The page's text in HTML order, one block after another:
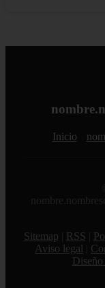
Inicio
Sitemap
RSS
Aviso legal